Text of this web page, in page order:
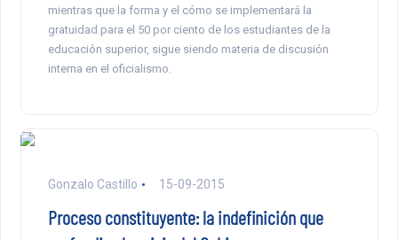
mientras que la forma y el cómo se implementará la
gratuidad para el 50 por ciento de los estudiantes de la
educación superior, sigue siendo materia de discusión
interna en el oficialismo.
Gonzalo Castillo 15-09-2015
Proceso constituyente: la indefinición que